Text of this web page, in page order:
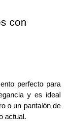
con
perfecto para
y es ideal
o un pantalón de
actual.